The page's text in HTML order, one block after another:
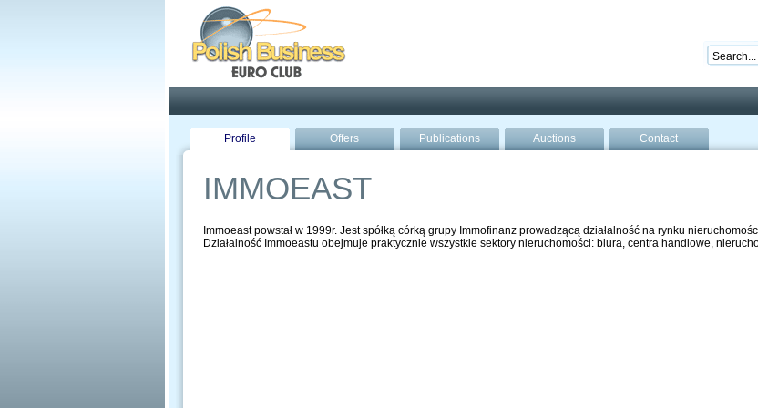
Profile Offers Publications Auctions Contact
IMMOEAST
Immoeast powstał w 1999r. Jest spółką córką grupy Immofinanz prowadzącą działalność na rynku
Działalność Immoeastu obejmuje praktycznie wszystkie sektory nieruchomości: biura, centra handlowe,